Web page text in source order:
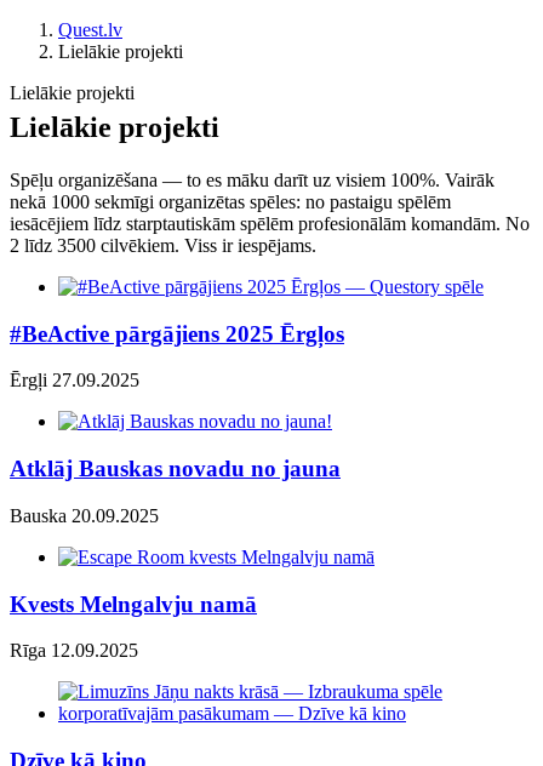
Quest.lv
Lielākie projekti
Lielākie projekti
Lielākie projekti
Spēļu organizēšana — to es māku darīt uz visiem 100%. Vairāk
nekā 1000 sekmīgi organizētas spēles: no pastaigu spēlēm
iesācējiem līdz starptautiskām spēlēm profesionālām komandām. No
2 līdz 3500 cilvēkiem. Viss ir iespējams.
#BeActive pārgājiens 2025 Ērgļos
Ērgļi 27.09.2025
Atklāj Bauskas novadu no jauna
Bauska 20.09.2025
Kvests Melngalvju namā
Rīga 12.09.2025
Dzīve kā kino